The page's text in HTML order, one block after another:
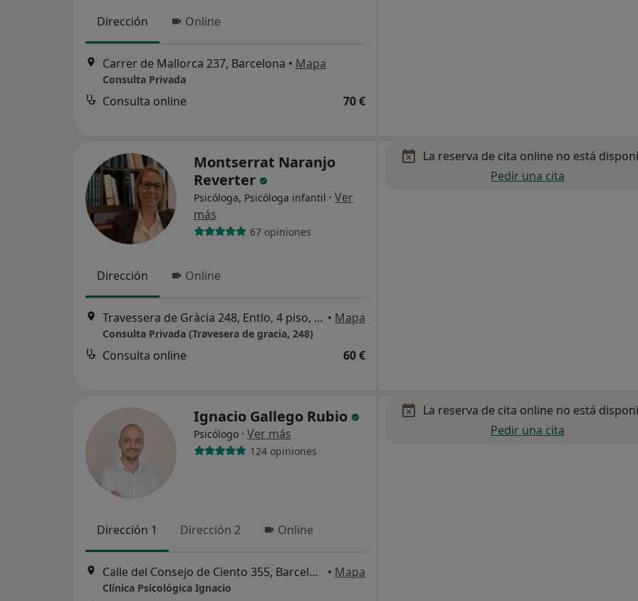
Dirección Online
Carrer de Mallorca 237, Barcelona • Mapa
Consulta Privada
Consulta online 70 €
Montserrat Naranjo
Reverter
Psicóloga, Psicóloga infantil · Ver
más
67 opiniones
Dirección Online
Travessera de Gràcia 248, Entlo, 4 piso, Barcelona • Mapa
Consulta Privada (Travesera de gracia, 248)
Consulta online 60 €
La reserva de cita online no está
Pedir una cita
Ignacio Gallego Rubio
Psicólogo · Ver más
124 opiniones
Dirección 1 Dirección 2 Online
Calle del Consejo de Ciento 355, Barcelona • Mapa
Clínica Psicológica Ignacio
La reserva de cita online no está
Pedir una cita